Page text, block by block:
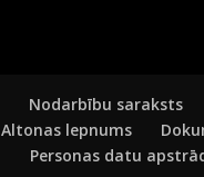
Nodarbību saraksts
Altonas lepnums
Personas datu